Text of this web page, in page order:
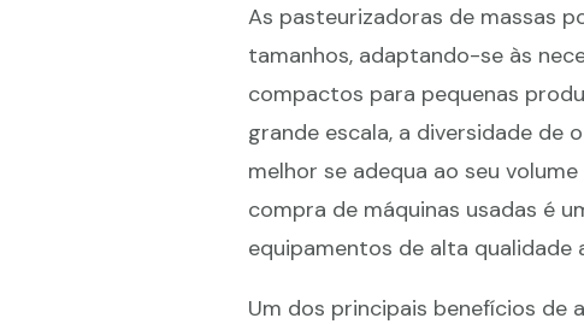
As pasteurizadoras de massas
tamanhos, adaptando-se às
compactos para pequenas
grande escala, a diversidade de
melhor se adequa ao seu
compra de máquinas usadas é
equipamentos de alta qualidade
Um dos principais benefícios de